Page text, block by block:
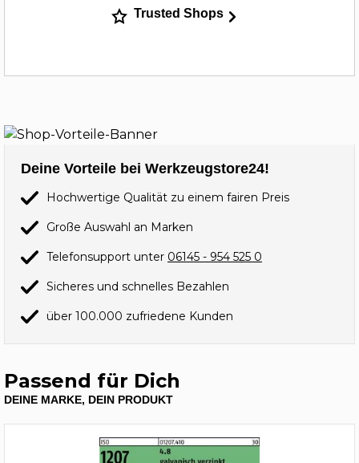
Trusted Shops
Deine Vorteile bei Werkzeugstore24!
Hochwertige Qualität zu einem fairen Preis
Große Auswahl an Marken
Telefonsupport unter 06145 - 954 525 0
Sicheres und schnelles Bezahlen
über 100.000 zufriedene Kunden
Passend für Dich
DEINE MARKE, DEIN PRODUKT